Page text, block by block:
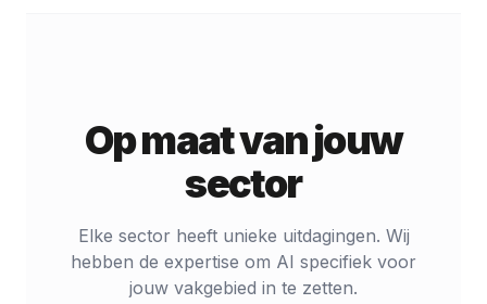
Op maat van jouw
sector
Elke sector heeft unieke uitdagingen. Wij
hebben de expertise om AI specifiek voor
jouw vakgebied in te zetten.